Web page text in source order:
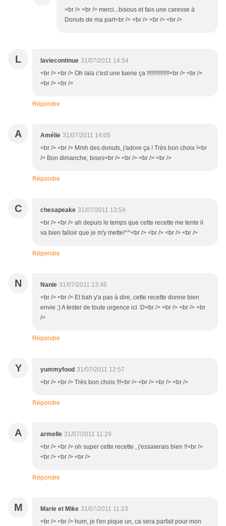
<br /> <br /> merci...bisous et fais une caresse à
Donuts de ma part<br /> <br /> <br /> <br />
L laviecontinue 31/07/2011 14:54
<br /> <br /> Oh lala c'est une tuerie ça !!!!!!!!!!!!!!!<br /> <br />
<br /> <br />
Répondre
A Amélie 31/07/2011 14:05
<br /> <br /> Mmh des donuts, j'adore ça ! Très bon choix !<br
/> Bon dimanche, bises<br /> <br /> <br /> <br />
Répondre
C chesapeake 31/07/2011 13:54
<br /> <br /> ah depuis le temps que cette recette me tente il
va bien falloir que je m'y mette!^^<br /> <br /> <br /> <br />
Répondre
N Nanie 31/07/2011 13:46
<br /> <br /> Et bah y'a pas à dire, cette recette donne bien
envie ;) A tester de toute urgence ici :D<br /> <br /> <br /> <br
/>
Répondre
Y yummyfood 31/07/2011 12:57
<br /> <br /> Très bon choix !!!<br /> <br /> <br /> <br />
Répondre
A armelle 31/07/2011 11:29
<br /> <br /> oh super cette recette , j'essaierais bien !!<br />
<br /> <br /> <br />
Répondre
M Marie et Mike 31/07/2011 11:23
<br /> <br /> hum, je t'en pique un, ca sera parfait pour mon